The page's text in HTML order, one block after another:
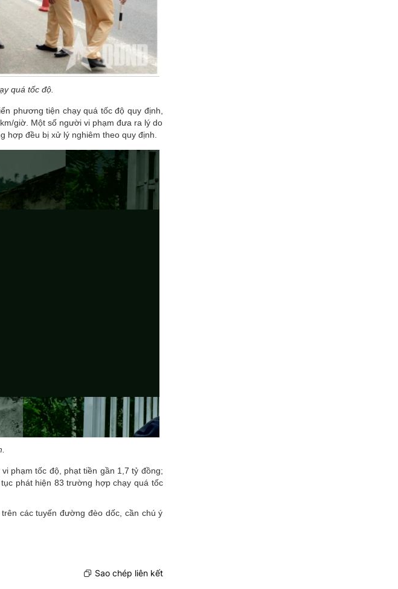
quá tốc độ.
phương tiện chạy quá tốc độ quy định,
giờ. Một số người vi phạm đưa ra lý do
hợp đều bị xử lý nghiêm theo quy định.
phạm tốc độ, phạt tiền gần 1,7 tỷ đồng;
phát hiện 83 trường hợp chạy quá tốc
các tuyến đường đèo dốc, cần chú ý
Sao chép liên kết